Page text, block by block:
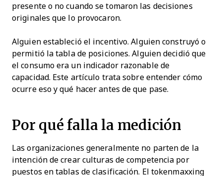
presente o no cuando se tomaron las decisiones
originales que lo provocaron.
Alguien estableció el incentivo. Alguien construyó o
permitió la tabla de posiciones. Alguien decidió que
el consumo era un indicador razonable de
capacidad. Este artículo trata sobre entender cómo
ocurre eso y qué hacer antes de que pase.
Por qué falla la medición
Las organizaciones generalmente no parten de la
intención de crear culturas de competencia por
puestos en tablas de clasificación. El tokenmaxxing